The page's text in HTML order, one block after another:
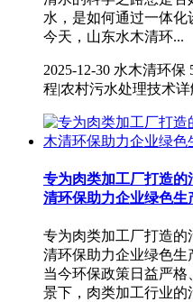
水，是如何通过一体化
今天，山东水木清环...
2025-12-30 水木清环保
程|农村污水处理技术详
专为肉类加工厂打造
清环保助力企业绿色生
专为肉类加工厂打造
清环保助力企业绿色生
当今环保政策日益严
景下，肉类加工行业的